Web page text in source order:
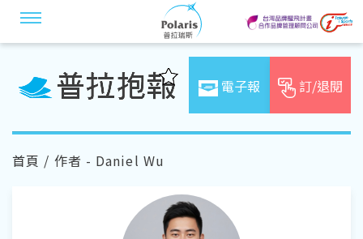
電子報 訂/退閱
首頁 / 作者 - Daniel Wu